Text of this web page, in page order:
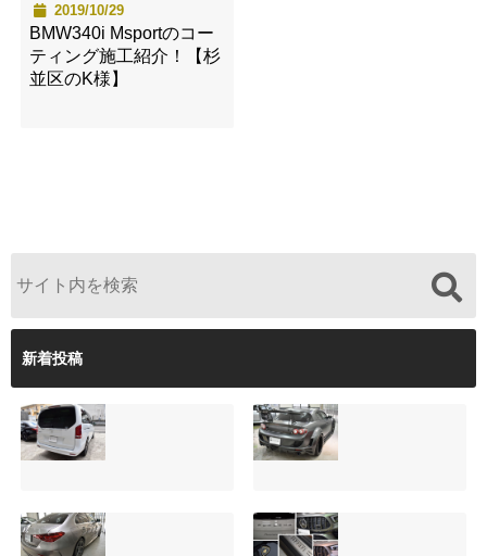
2019/10/29
BMW340i Msportのコー
ティング施工紹介！【杉
並区のK様】
新着投稿
サンルーフ付きベ
ンツVクラス
マツダRX-8（マッ
トグレー）の板金